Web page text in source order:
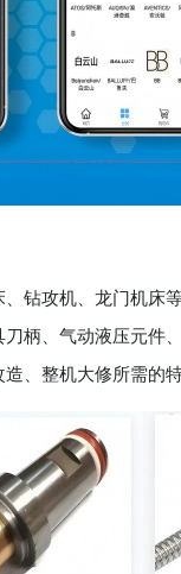
攻机、龙门机床
柄、气动液压元件
、整机大修所需的